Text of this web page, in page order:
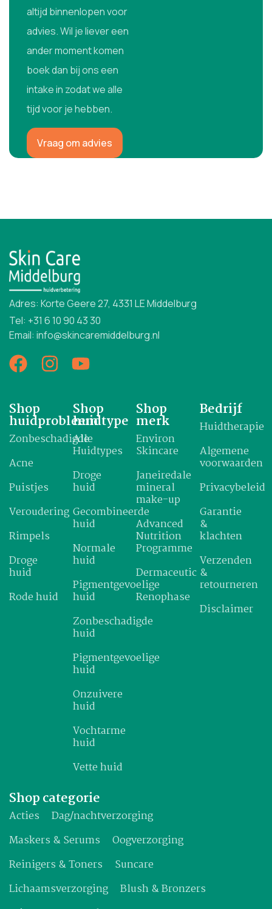
altijd binnenlopen voor
advies. Wil je liever een
ander moment komen
boek dan bij ons een
intake in zodat we alle
tijd voor je hebben.
Vraag om advies
Adres: Korte Geere 27, 4331 LE Middelburg
Tel: +31 6 10 90 43 30
Email: info@skincaremiddelburg.nl
Shop
huidprobleem
Zonbeschadigde
Acne
Puistjes
Veroudering
Rimpels
Droge
huid
Rode huid
Shop
huidtype
Alle
Huidtypes
Droge
huid
Gecombineerde
huid
Normale
huid
Pigmentgevoelige
huid
Zonbeschadigde
huid
Pigmentgevoelige
huid
Onzuivere
huid
Vochtarme
huid
Vette huid
Shop
merk
Environ
Skincare
Janeiredale
mineral
make-up
Advanced
Nutrition
Programme
Dermaceutic
Renophase
Bedrijf
Huidtherapie
Algemene
voorwaarden
Privacybeleid
Garantie
&
klachten
Verzenden
&
retourneren
Disclaimer
Shop categorie
Acties
Dag/nachtverzorging
Maskers & Serums
Oogverzorging
Reinigers & Toners
Suncare
Lichaamsverzorging
Blush & Bronzers